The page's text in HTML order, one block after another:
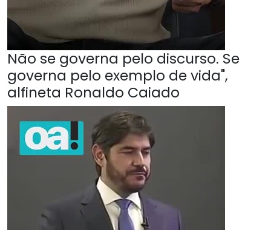
Não se governa pelo discurso. Se
governa pelo exemplo de vida",
alfineta Ronaldo Caiado